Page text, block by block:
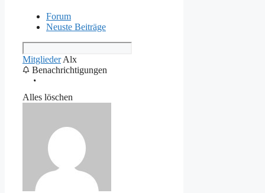
Forum
Neuste Beiträge
Mitglieder Alx
Benachrichtigungen
Alles löschen